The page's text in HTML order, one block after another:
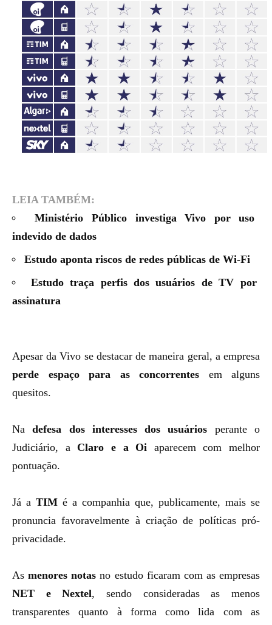
LEIA TAMBÉM:
Ministério Público investiga Vivo por uso
indevido de dados
Estudo aponta riscos de redes públicas de Wi-Fi
Estudo traça perfis dos usuários de TV por
assinatura
Apesar da Vivo se destacar de maneira geral, a empresa
perde espaço para as concorrentes em alguns
quesitos.
Nadefesa dos interesses dos usuários perante o
Judiciário, a Claro e a Oi aparecem com melhor
pontuação.
Já a TIM é a companhia que, publicamente, mais se
pronuncia favoravelmente à criação de políticas pró-
privacidade.
Asmenores notas no estudo ficaram com as empresas
NET e Nextel, sendo consideradas as menos
transparentes quanto à forma como lida com as